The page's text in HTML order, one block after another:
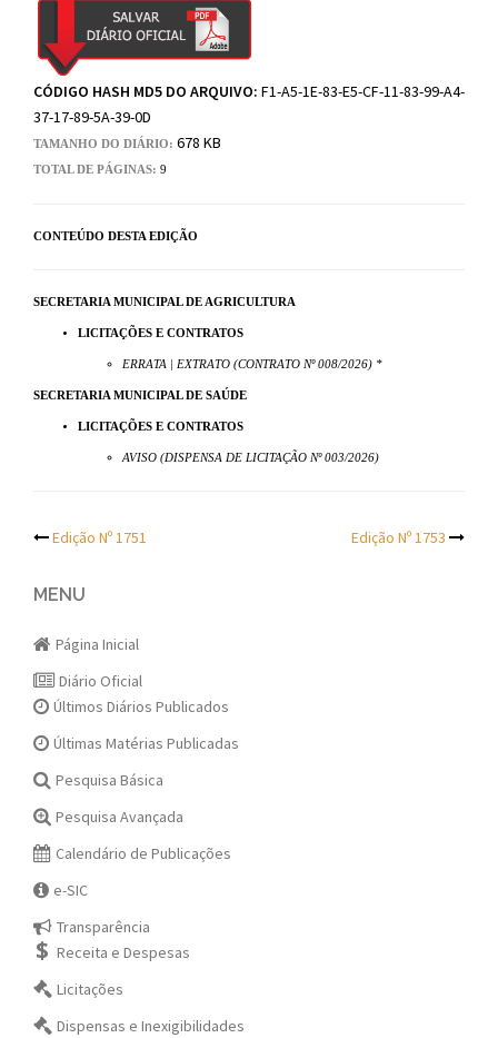
CÓDIGO HASH MD5 DO ARQUIVO: F1-A5-1E-83-E5-CF-11-83-99-A4-
37-17-89-5A-39-0D
TAMANHO DO DIÁRIO: 678 KB
TOTAL DE PÁGINAS: 9
CONTEÚDO DESTA EDIÇÃO
SECRETARIA MUNICIPAL DE AGRICULTURA
LICITAÇÕES E CONTRATOS
ERRATA | EXTRATO (CONTRATO Nº 008/2026) *
SECRETARIA MUNICIPAL DE SAÚDE
LICITAÇÕES E CONTRATOS
AVISO (DISPENSA DE LICITAÇÃO Nº 003/2026)
Post
navigation
Edição Nº 1751 Edição Nº 1753
MENU
Página Inicial
Diário Oficial
Últimos Diários Publicados
Últimas Matérias Publicadas
Pesquisa Básica
Pesquisa Avançada
Calendário de Publicações
e-SIC
Transparência
Receita e Despesas
Licitações
Dispensas e Inexigibilidades